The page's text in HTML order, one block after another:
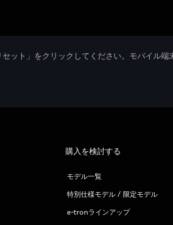
ット」をクリックしてください。モバイル端
購入を検討する
モデル一覧
特別仕様モデル / 限定モデル
e-tronラインアップ